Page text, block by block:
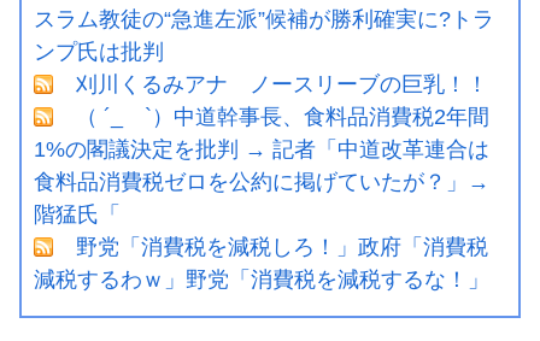
スラム教徒の“急進左派”候補が勝利確実に?トラ
ンプ氏は批判
刈川くるみアナ ノースリーブの巨乳！！
（ ´_ゝ`）中道幹事長、食料品消費税2年間
1%の閣議決定を批判 → 記者「中道改革連合は
食料品消費税ゼロを公約に掲げていたが？」→
階猛氏「
野党「消費税を減税しろ！」政府「消費税
減税するわｗ」野党「消費税を減税するな！」